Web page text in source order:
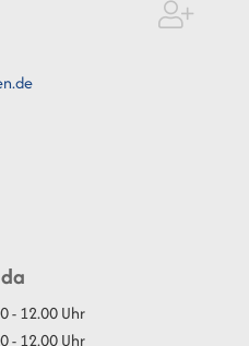
- 12.00 Uhr
- 12.00 Uhr